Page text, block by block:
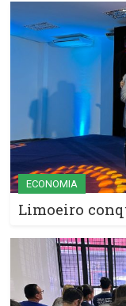
ECONOMIA
Limoeiro